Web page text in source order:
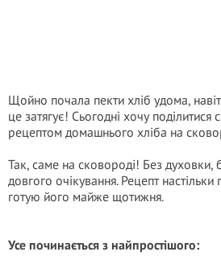
Щойно почала пекти хліб удома,
це затягує! Сьогодні хочу
рецептом домашнього хліба на
Так, саме на сковороді! Без духовки,
довгого очікування. Рецепт
готую його майже щотижня.
Усе починається з найпростішого: